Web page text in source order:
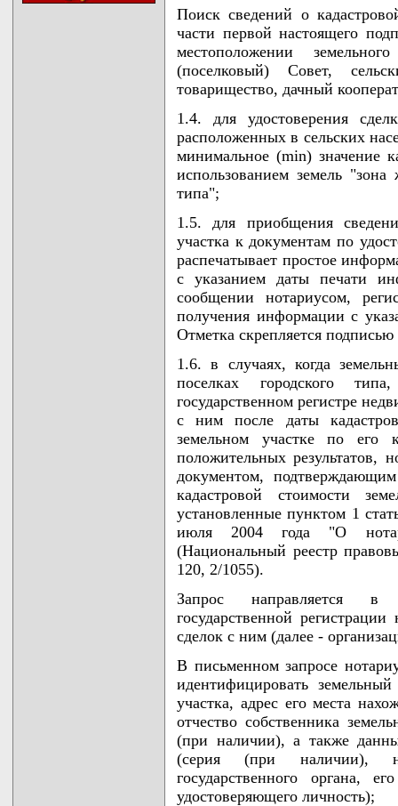
Поиск сведений о
части первой настоящего
местоположении
(поселковый) Совет,
товарищество, дачный
1.4. для удостоверения
расположенных в сельских
минимальное (min) значение
использованием земель "зона
типа";
1.5. для приобщения
участка к документам по
распечатывает простое
с указанием даты печати
сообщении нотариусом,
получения информации с
Отметка скрепляется
1.6. в случаях, когда
поселках городского
государственном регистре
с ним после даты
земельном участке по его
положительных результатов,
документом,
кадастровой стоимости
установленные пунктом 1
июля 2004 года "О
(Национальный реестр
120, 2/1055).
Запрос направляется в
государственной
сделок с ним (далее -
В письменном запросе
идентифицировать
участка, адрес его места
отчество собственника
(при наличии), а также
(серия (при наличии),
государственного органа,
удостоверяющего личность);